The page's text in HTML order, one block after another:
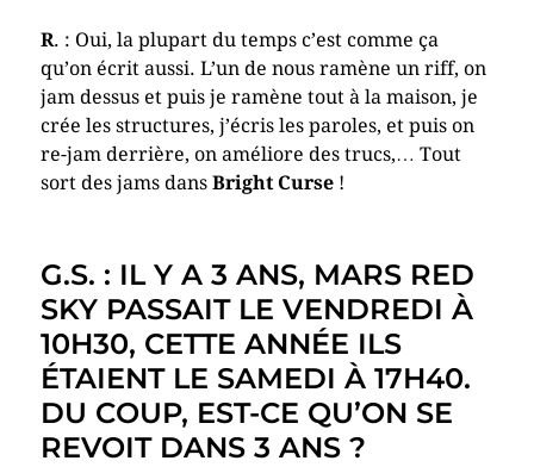
R. : Oui, la plupart du temps c’est comme ça
qu’on écrit aussi. L’un de nous ramène un riff, on
jam dessus et puis je ramène tout à la maison, je
crée les structures, j’écris les paroles, et puis on
re-jam derrière, on améliore des trucs,… Tout
sort des jams dans Bright Curse!
G.S. : IL Y A 3 ANS, MARS RED
SKY PASSAIT LE VENDREDI À
10H30, CETTE ANNÉE ILS
ÉTAIENT LE SAMEDI À 17H40.
DU COUP, EST-CE QU’ON SE
REVOIT DANS 3 ANS ?